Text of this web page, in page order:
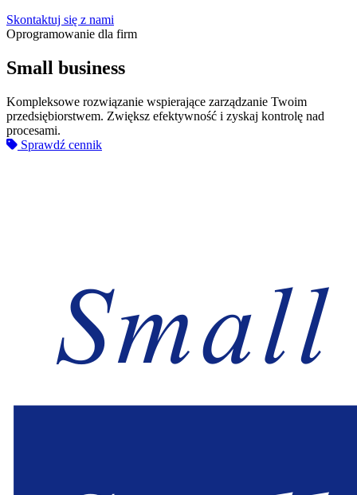
Skontaktuj się z nami
Oprogramowanie dla firm
Small business
Kompleksowe rozwiązanie wspierające zarządzanie Twoim
przedsiębiorstwem. Zwiększ efektywność i zyskaj kontrolę nad
procesami.
Sprawdź cennik